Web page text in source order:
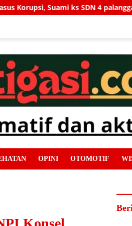
Pegang Kendali Penuh Revit
OPINI OTOMOTIF